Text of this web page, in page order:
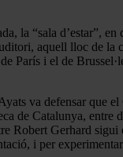
la “sala d’estar”,
aquell lloc de la
París i el de
va defensar que
de Catalunya, entre
Robert Gerhard
i per